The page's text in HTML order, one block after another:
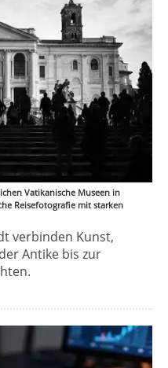
Vatikanische Museen in
Reisefotografie mit starken
verbinden Kunst,
Antike bis zur